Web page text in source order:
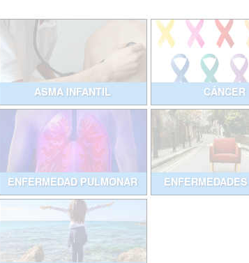
ASMA INFANTIL CÁNCER
ENFERMEDAD PULMONAR